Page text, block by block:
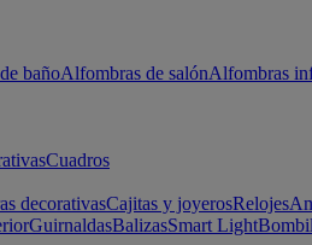
bañoAlfombras de salónAlfombras
Cuadros
decorativasCajitas y joyerosRelojes
GuirnaldasBalizasSmart Light